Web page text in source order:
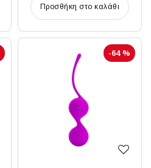
Προσθήκη στο καλάθι
-64 %